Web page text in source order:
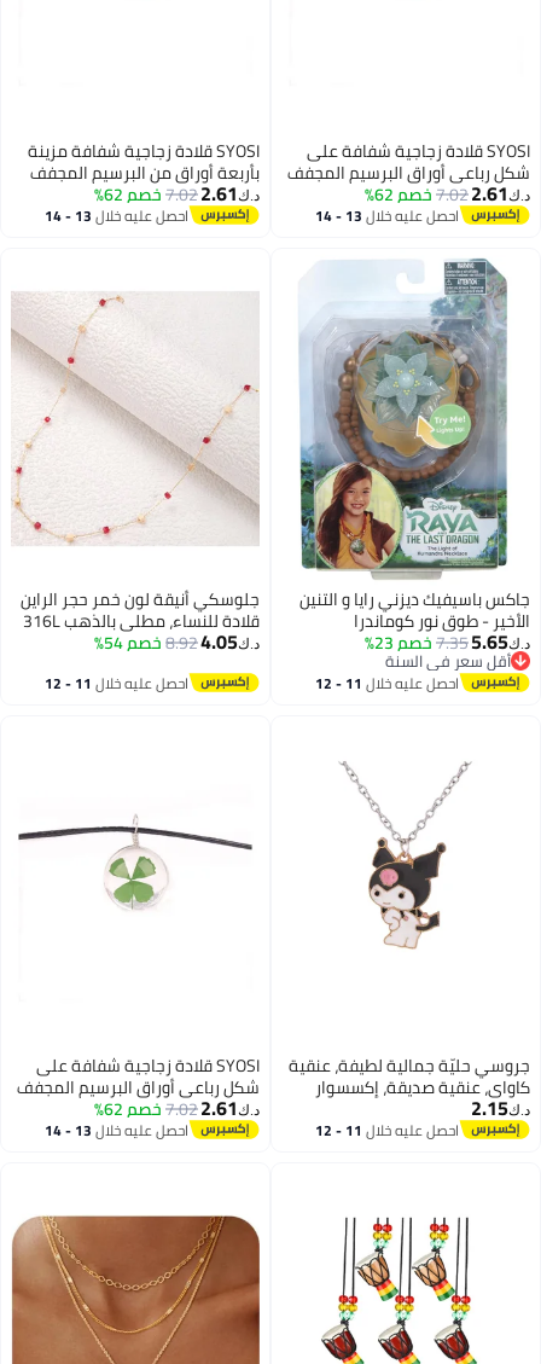
SYOSI قلادة زجاجية شفافة على
شكل رباعي أوراق البرسيم المجفف
المضغوط جميلة للبنات والنساء
هدية يوم الأم
د.ك‏2.61
7.02خصم 62%
احصل عليه خلال 13 - 14
SYOSI قلادة زجاجية شفافة مزينة
بأربعة أوراق من البرسيم المجفف
المضغوط جميلة، كرة دائرية للبنات
والنساء، هدية ليوم الأم
د.ك‏2.61
7.02خصم 62%
احصل عليه خلال 13 - 14
جاكس باسيفيك ديزني رايا و التنين
الأخير - طوق نور كوماندرا
د.ك‏5.65
7.35خصم 23%
أقل سعر في السنة
أقل سعر في السنة
احصل عليه خلال 11 - 12
اغسطس
جلوسكي أنيقة لون خمر حجر الراين
قلادة للنساء، مطلي بالذهب 316L
الفولاذ المقاوم للصدأ، مناسبة
كافة الموسم اكسسوارات
د.ك‏4.05
8.92خصم 54%
احصل عليه خلال 11 - 12
اغسطس
جروسي حليّة جمالية لطيفة، عنقية
كاواي، عنقية صديقة، إكسسوار
عصري، صديقة وثيقة، هدية مثالية
للبنات المراهقات
د.ك‏2.15
احصل عليه خلال 11 - 12
SYOSI قلادة زجاجية شفافة على
شكل رباعي أوراق البرسيم المجفف
المضغوط جميلة للنساء والفتيات
هدية يوم الأم
د.ك‏2.61
7.02خصم 62%
احصل عليه خلال 13 - 14